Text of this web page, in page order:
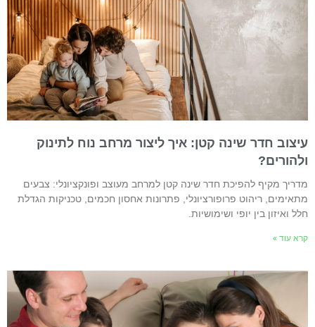
חדר שינה קטן: איך ליצור מרחב נוח לתינוק
מקיף להפיכת חדר שינה קטן למרחב מעוצב ופונקציונלי: צבעים
ריהוט פרופורציונלי, פתרונות אחסון חכמים, טכניקות הגדלת
ואיזון בין יופי ושימושיות.
עוד »